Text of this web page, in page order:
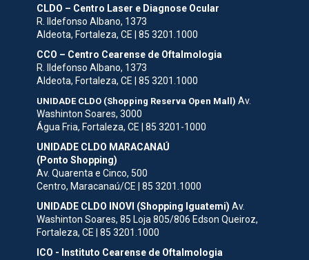
CLDO – Centro Laser e Diagnose Ocular
R. Ildefonso Albano, 1373
Aldeota, Fortaleza, CE | 85 3201.1000
CCO – Centro Cearense de Oftalmologia
R. Ildefonso Albano, 1373
Aldeota, Fortaleza, CE | 85 3201.1000
UNIDADE CLDO (Shopping Reserva Open Mall) Av.
Washinton Soares, 3000
Água Fria, Fortaleza, CE | 85 3201-1000
UNIDADE CLDO MARACANAÚ
(Ponto Shopping)
Av. Quarenta e Cinco, 500
Centro, Maracanaú/CE | 85 3201.1000
UNIDADE CLDO INOVI (Shopping Iguatemi) Av.
Washinton Soares, 85 Loja 805/806 Edson Queiroz,
Fortaleza, CE | 85 3201.1000
ICO - Instituto Cearense de Oftalmologia